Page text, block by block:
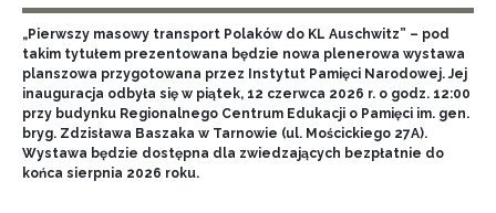
„Pierwszy masowy transport Polaków do KL Auschwitz” – pod
takim tytułem prezentowana będzie nowa plenerowa wystawa
planszowa przygotowana przez Instytut Pamięci Narodowej. Jej
inauguracja odbyła się w piątek, 12 czerwca 2026 r. o godz. 12:00
przy budynku Regionalnego Centrum Edukacji o Pamięci im. gen.
bryg. Zdzisława Baszaka w Tarnowie (ul. Mościckiego 27A).
Wystawa będzie dostępna dla zwiedzających bezpłatnie do
końca sierpnia 2026 roku.